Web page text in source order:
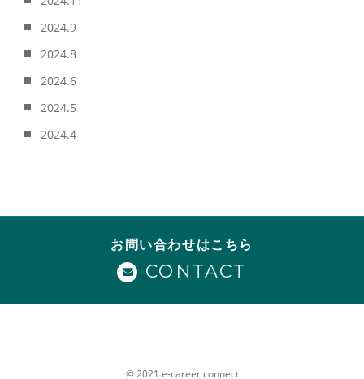
2024.9
2024.8
2024.6
2024.5
2024.4
お問い合わせはこちら
CONTACT
© 2021 e-career connect